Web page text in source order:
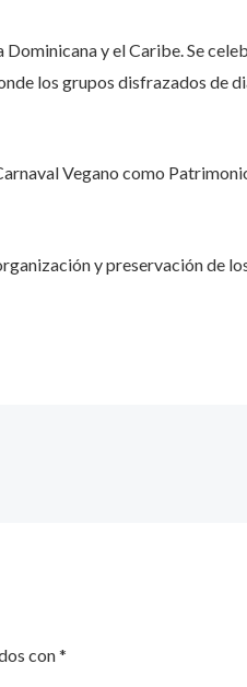
y el Caribe. Se
los grupos disfrazados de
Vegano como
y preservación de
con*